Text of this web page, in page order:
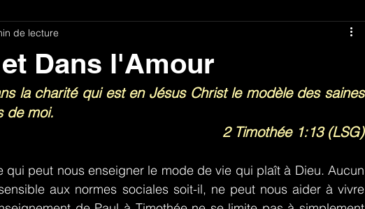
Dans l'Amour
de lecture
la charité qui est en Jésus Christ le modèle des saines
de moi.
2 Timothée 1:13 (LSG)
qui peut nous enseigner le mode de vie qui plaît à Dieu. Aucun
aux normes sociales soit-il, ne peut nous aider à vivre